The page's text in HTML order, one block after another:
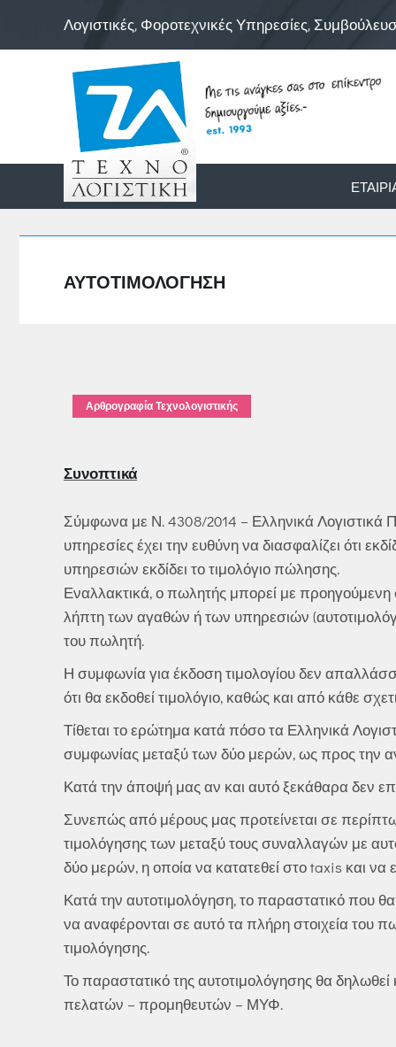
Λογιστικές, Φοροτεχνικές Υπηρεσίες,
ΑΥΤΟΤΙΜΟΛΌΓΗΣΗ
Αρθρογραφία Τεχνολογιστικής
Συνοπτικά
Σύμφωνα με Ν. 4308/2014 – Ελληνικά Λογιστικά
υπηρεσίες έχει την ευθύνη να διασφαλίζει ότι
υπηρεσιών εκδίδει το τιμολόγιο πώλησης.
Εναλλακτικά, ο πωλητής μπορεί με προηγούμενη
λήπτη των αγαθών ή των υπηρεσιών
του πωλητή.
Η συμφωνία για έκδοση τιμολογίου δεν
ότι θα εκδοθεί τιμολόγιο, καθώς και από κάθε
Τίθεται το ερώτημα κατά πόσο τα Ελληνικά
συμφωνίας μεταξύ των δύο μερών, ως προς την
Κατά την άποψή μας αν και αυτό ξεκάθαρα δεν
Συνεπώς από μέρους μας προτείνεται σε
τιμολόγησης των μεταξύ τους συναλλαγών με
δύο μερών, η οποία να κατατεθεί στο taxis και να
Κατά την αυτοτιμολόγηση, το παραστατικό που
να αναφέρονται σε αυτό τα πλήρη στοιχεία του
τιμολόγησης.
Το παραστατικό της αυτοτιμολόγησης θα
πελατών – προμηθευτών – ΜΥΦ.